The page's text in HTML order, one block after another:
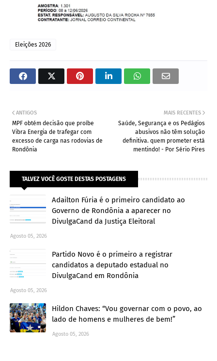
Eleições 2026
MAIS RECENTES
Saúde, Segurança e os Pedágios
abusivos não têm solução
definitiva. quem prometer está
mentindo! - Por Sério Pires
ANTIGOS
MPF obtém decisão que proíbe
Vibra Energia de trafegar com
excesso de carga nas rodovias de
Rondônia
TALVEZ VOCÊ GOSTE DESTAS POSTAGENS
Adailton Fúria é o primeiro candidato ao
Governo de Rondônia a aparecer no
DivulgaCand da Justiça Eleitoral
Agosto 05, 2026
Partido Novo é o primeiro a registrar
candidatos a deputado estadual no
DivulgaCand em Rondônia
Agosto 05, 2026
Hildon Chaves: “Vou governar com o povo, ao
lado de homens e mulheres de bem!”
Agosto 05, 2026